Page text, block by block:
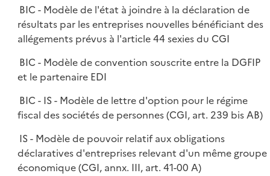
BIC - Modèle de l'état à joindre à la déclaration de
résultats par les entreprises nouvelles bénéficiant des
allégements prévus à l'article 44 sexies du CGI
BIC - Modèle de convention souscrite entre la DGFIP
et le partenaire EDI
BIC - IS - Modèle de lettre d'option pour le régime
fiscal des sociétés de personnes (CGI, art. 239 bis AB)
IS - Modèle de pouvoir relatif aux obligations
déclaratives d'entreprises relevant d'un même groupe
économique (CGI, annx. III, art. 41-00 A)